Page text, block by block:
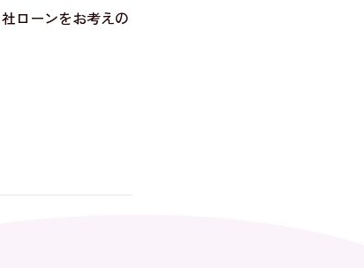
ローンをお考えの